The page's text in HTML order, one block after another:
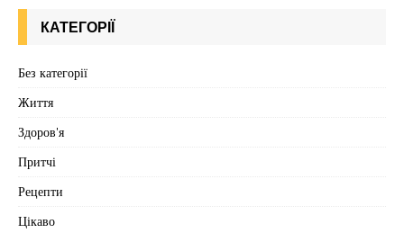
КАТЕГОРІЇ
Без категорії
Життя
Здоров'я
Притчі
Рецепти
Цікаво